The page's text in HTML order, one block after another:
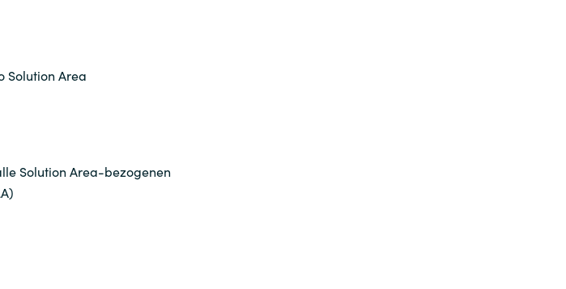
Solution Area
Solution Area-bezogenen